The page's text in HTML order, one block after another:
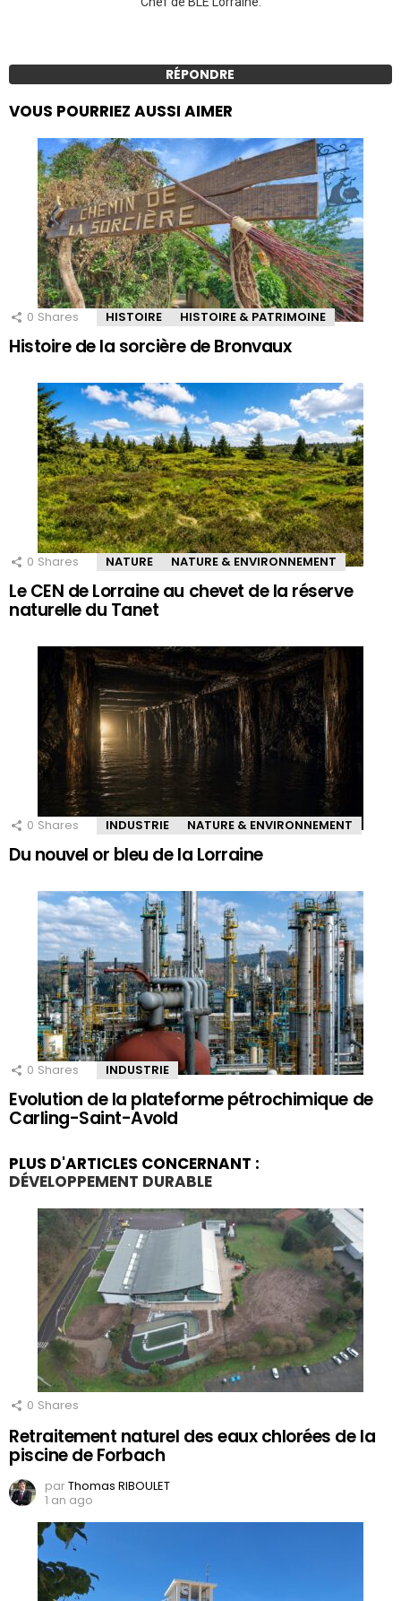
RÉPONDRE
VOUS POURRIEZ AUSSI AIMER
0 Shares HISTOIRE HISTOIRE & PATRIMOINE
Histoire de la sorcière de Bronvaux
0 Shares NATURE NATURE & ENVIRONNEMENT
Le CEN de Lorraine au chevet de la réserve
naturelle du Tanet
0 Shares INDUSTRIE NATURE & ENVIRONNEMENT
Du nouvel or bleu de la Lorraine
0 Shares INDUSTRIE
Evolution de la plateforme pétrochimique de
Carling-Saint-Avold
PLUS D'ARTICLES CONCERNANT :
DÉVELOPPEMENT DURABLE
0 Shares
Retraitement naturel des eaux chlorées de la
piscine de Forbach
parThomas RIBOULET
1 an ago